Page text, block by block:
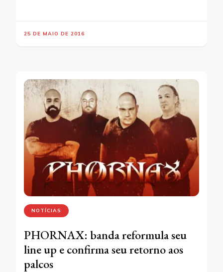
25 DE MAIO DE 2016
NOTÍCIAS
PHORNAX: banda reformula seu
line up e confirma seu retorno aos
palcos